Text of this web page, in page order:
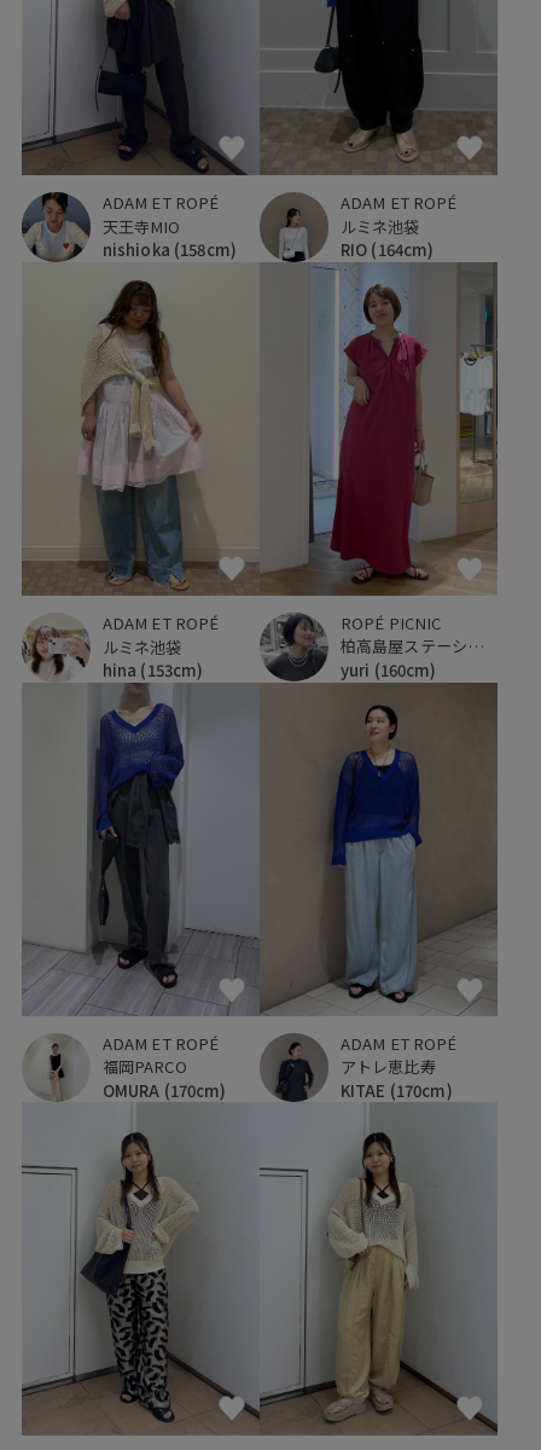
ADAM ET ROPÉ
天王寺MIO
nishioka (158cm)
ADAM ET ROPÉ
ルミネ池袋
RIO (164cm)
ADAM ET ROPÉ
ルミネ池袋
hina (153cm)
ROPÉ PICNIC
柏高島屋ステーションモール
yuri (160cm)
ADAM ET ROPÉ
福岡PARCO
OMURA (170cm)
ADAM ET ROPÉ
アトレ恵比寿
KITAE (170cm)